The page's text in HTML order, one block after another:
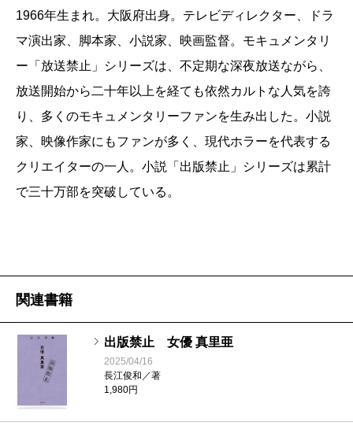
作、劇場版三作がある。］
長江新作『出版禁止 いやしの村滞在記』（註：
「いやしの村」という共同体への潜入取材の記録、と
いう体裁のフェイクノンフィクション）、いかがでし
常に何か引っ掛かってる。ずっと「何これ？ おかし
長江凄い、手書きのメモがびっしり。
1966年生まれ。大阪府出身。テレビディレクター、ドラ
マ演出家、脚本家、小説家、映画監督。モキュメンタリ
ー「放送禁止」シリーズは、不定期な深夜放送ながら、
放送開始から二十年以上を経ても依然カルトな人気を誇
り、多くのモキュメンタリーファンを生み出した。小説
家、映像作家にもファンが多く、現代ホラーを代表する
クリエイターの一人。小説「出版禁止」シリーズは累計
で三十万部を突破している。
関連書籍
出版禁止 女優 真里亜
2025/04/16
長江俊和／著
1,980円